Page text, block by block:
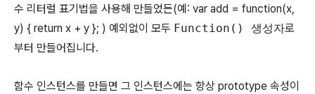
수 리터럴 표기법을 사용해 만들었든(예: var add = function(x,
y) { return x + y }; ) 예외없이 모두 Function() 생성자로
부터 만들어집니다.
함수 인스턴스를 만들면 그 인스턴스에는 항상 prototype 속성이